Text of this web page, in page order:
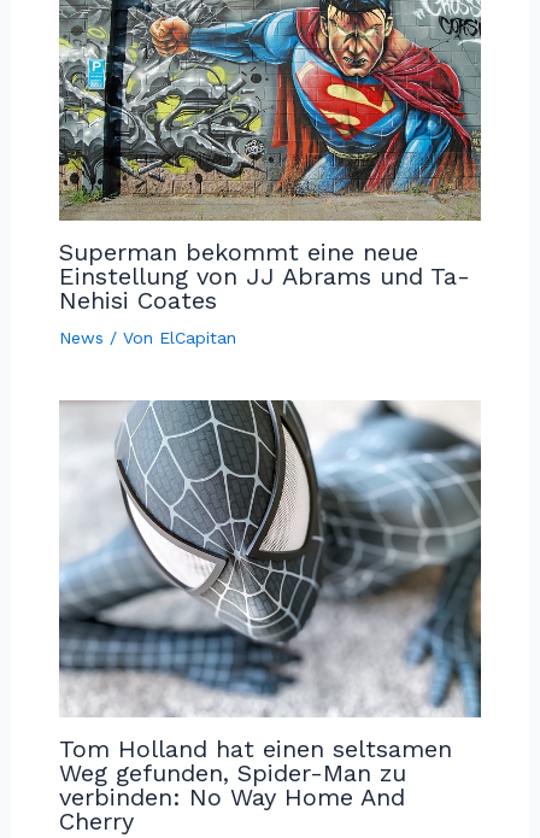
Superman bekommt eine neue
Einstellung von JJ Abrams und Ta-
Nehisi Coates
News / Von ElCapitan
Tom Holland hat einen seltsamen
Weg gefunden, Spider-Man zu
verbinden: No Way Home And
Cherry